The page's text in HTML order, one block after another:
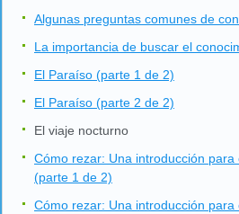
Algunas preguntas comunes de
La importancia de buscar el
El Paraíso (parte 1 de 2)
El Paraíso (parte 2 de 2)
El viaje nocturno
Cómo rezar: Una introducción
(parte 1 de 2)
Cómo rezar: Una introducción